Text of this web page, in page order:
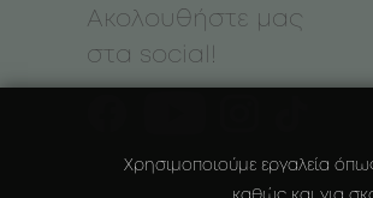
Ακολουθήστε μας
στα social!
Χρησιμοποιούμε εργαλεία